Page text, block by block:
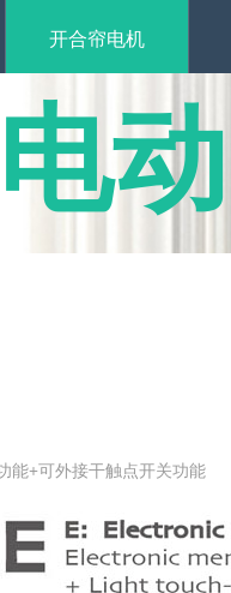
开合帘电机
电动
能+可外接干触点开关功能